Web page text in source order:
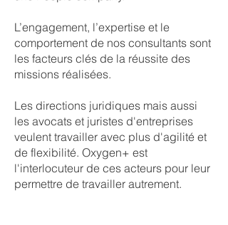
L’engagement, l’expertise et le
comportement de nos consultants sont
les facteurs clés de la réussite des
missions réalisées.
Les directions juridiques mais aussi
les avocats et juristes d'entreprises
veulent travailler avec plus d'agilité et
de flexibilité. Oxygen+ est
l'interlocuteur de ces acteurs pour leur
permettre de travailler autrement.